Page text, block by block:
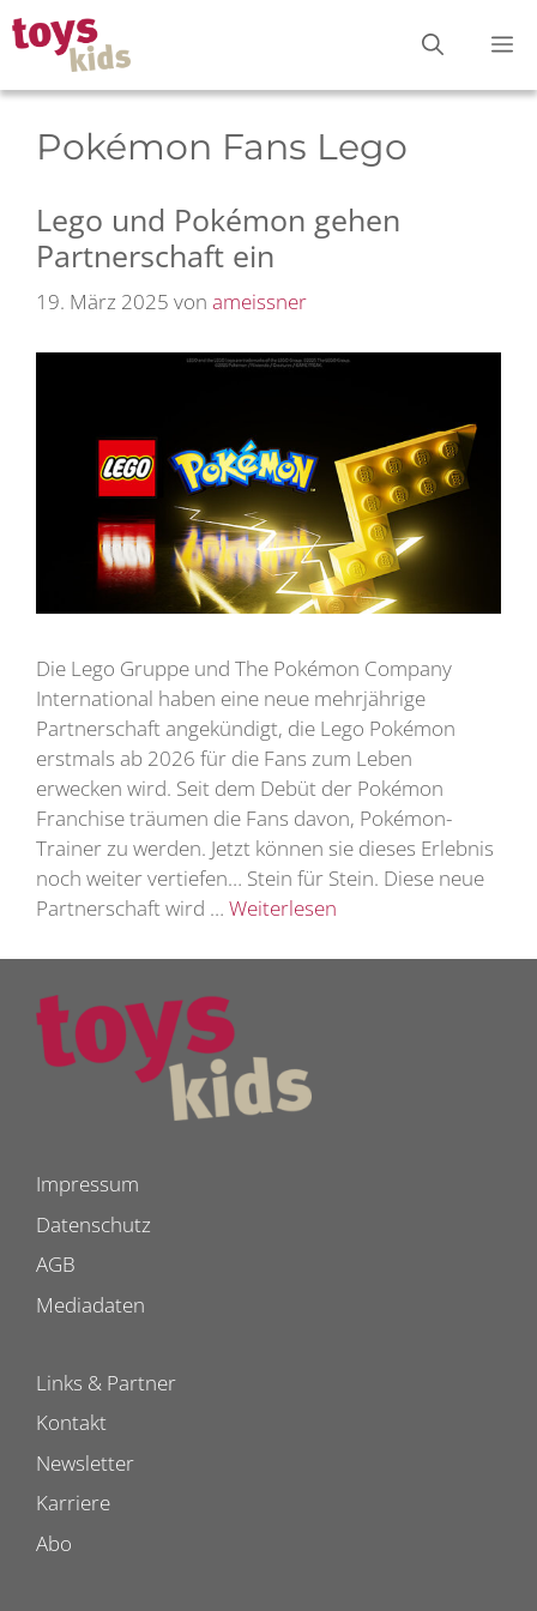
Zum
Inhalt
springen
Pokémon Fans Lego
Lego und Pokémon gehen
Partnerschaft ein
19. März 2025 von ameissner
Die Lego Gruppe und The Pokémon Company
International haben eine neue mehrjährige
Partnerschaft angekündigt, die Lego Pokémon
erstmals ab 2026 für die Fans zum Leben
erwecken wird. Seit dem Debüt der Pokémon
Franchise träumen die Fans davon, Pokémon-
Trainer zu werden. Jetzt können sie dieses Erlebnis
noch weiter vertiefen… Stein für Stein. Diese neue
Partnerschaft wird … Weiterlesen
Impressum
Datenschutz
AGB
Mediadaten
Links & Partner
Kontakt
Newsletter
Karriere
Abo